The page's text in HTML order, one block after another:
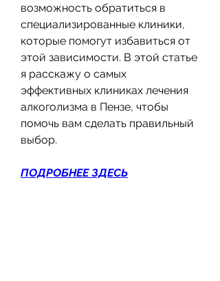
возможность обратиться в
специализированные клиники,
которые помогут избавиться от
этой зависимости. В этой статье
я расскажу о самых
эффективных клиниках лечения
алкоголизма в Пензе, чтобы
помочь вам сделать правильный
выбор.
ПОДРОБНЕЕ ЗДЕСЬ